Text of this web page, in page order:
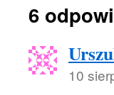
6
10